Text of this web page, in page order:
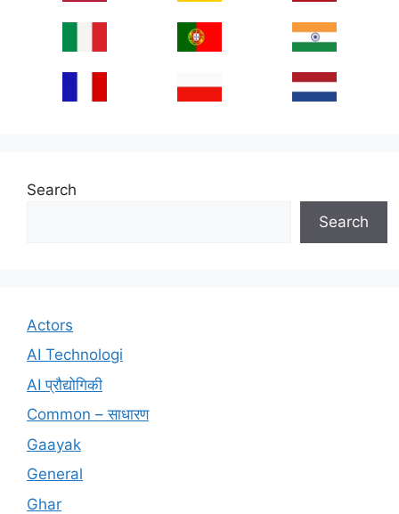
Search
Search
Actors
AI Technologi
AI प्रौद्योगिकी
Common – साधारण
Gaayak
General
Ghar